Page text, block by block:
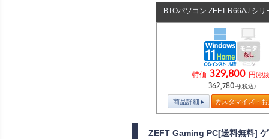
BTOパソコン ZEFT R66AJ シリ
特価 329,800 円(税
362,780円(税込)
商品詳細 カスタマイズ・
ZEFT Gaming PC[送料無料]